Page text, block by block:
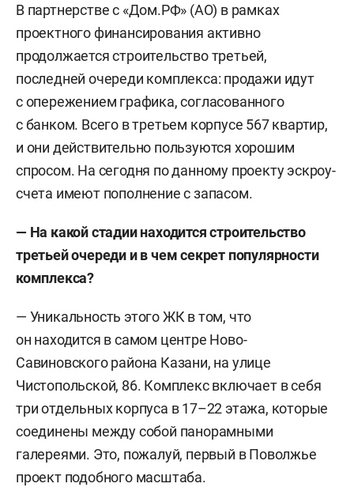
В партнерстве с «Дом.РФ» (АО) в рамках
проектного финансирования активно
продолжается строительство третьей,
последней очереди комплекса: продажи идут
с опережением графика, согласованного
с банком. Всего в третьем корпусе 567 квартир,
и они действительно пользуются хорошим
спросом. На сегодня по данному проекту эскроу-
счета имеют пополнение с запасом.
— На какой стадии находится строительство
третьей очереди и в чем секрет популярности
комплекса?
— Уникальность этого ЖК в том, что
он находится в самом центре Ново-
Савиновского района Казани, на улице
Чистопольской, 86. Комплекс включает в себя
три отдельных корпуса в 17–22 этажа, которые
соединены между собой панорамными
галереями. Это, пожалуй, первый в Поволжье
проект подобного масштаба.